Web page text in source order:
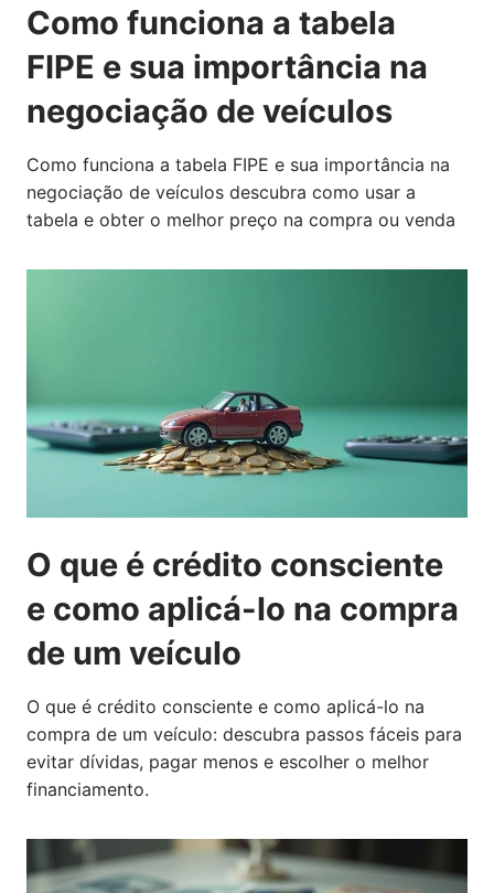
Como funciona a tabela
FIPE e sua importância na
negociação de veículos
Como funciona a tabela FIPE e sua importância na
negociação de veículos descubra como usar a
tabela e obter o melhor preço na compra ou venda
O que é crédito consciente
e como aplicá-lo na compra
de um veículo
O que é crédito consciente e como aplicá-lo na
compra de um veículo: descubra passos fáceis para
evitar dívidas, pagar menos e escolher o melhor
financiamento.